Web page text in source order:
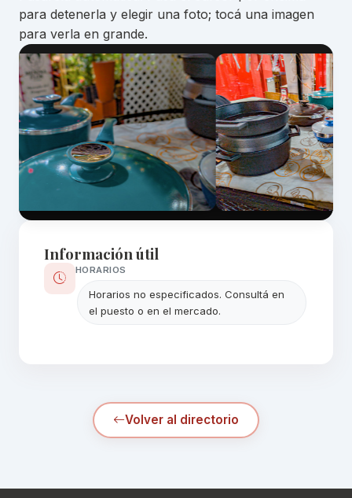
para detenerla y elegir una foto; tocá una imagen
para verla en grande.
Información útil
HORARIOS
Horarios no especificados. Consultá en
el puesto o en el mercado.
Volver al directorio